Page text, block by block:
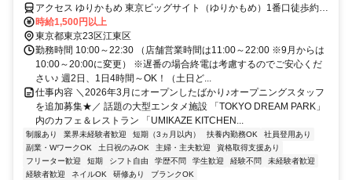
カゼキッチン)
アクセス ゆりかもめ 東京ビッグサイト（ゆりかもめ）1番口徒歩約5
分、りんかい線 国際展示場（りんかい線）C口徒歩約9分、ゆりかも
め 有明（東京都）1番口徒歩約12分
時給1,500円以上
東京都東京23区江東区
勤務時間 10:00～22:30 （店舗営業時間は11:00～22:00 ※9月からは
10:00～20:00に変更） ※遅番の場合終電は考慮するのでご安心くだ
さい♪ 週2日、1日4時間～OK！（土日ど...
仕事内容 ＼2026年3月にオープンしたばかり♪オープニングスタッフ
を追加募集★／ 話題の大型エンタメ施設 「TOKYO DREAM PARK」
内のカフェ＆レストラン 「UMIKAZE KITCHEN...
制服あり 業界未経験者歓迎 短期（3ヵ月以内） 扶養内勤務OK
社員登用あり
副業・WワークOK
土日祝のみOK 主婦・主夫歓迎
資格取得支援あり
フリーター歓迎
短期 シフト自由 学歴不問 学生歓迎 経験不問
未経験者歓迎
経験者歓迎
ネイルOK 研修あり ブランクOK